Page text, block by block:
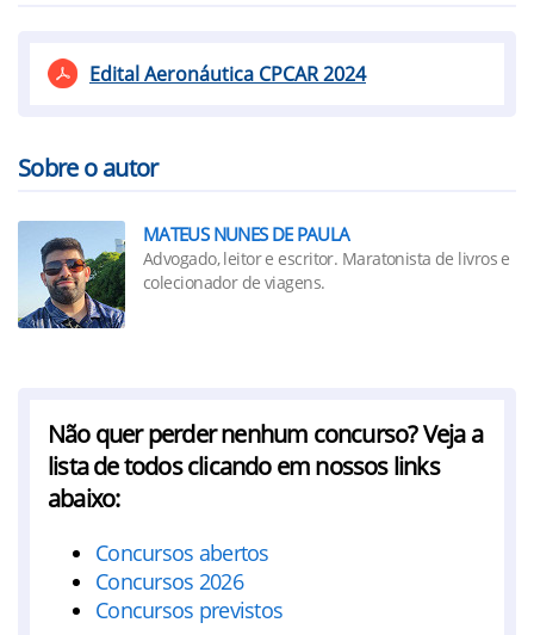
Edital Aeronáutica CPCAR 2024
Sobre o autor
MATEUS NUNES DE PAULA
Advogado, leitor e escritor. Maratonista de livros e
colecionador de viagens.
Não quer perder nenhum concurso? Veja a
lista de todos clicando em nossos links
abaixo:
Concursos abertos
Concursos 2026
Concursos previstos